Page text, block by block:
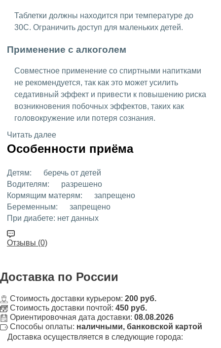
Таблетки должны находится при температуре до
30C. Ограничить доступ для маленьких детей.
Применение с алкоголем
Совместное применение со спиртными напитками
не рекомендуется, так как это может усилить
седативный эффект и привести к повышению риска
возникновения побочных эффектов, таких как
головокружение или потеря сознания.
Читать далее
Особенности приёма
Детям:
беречь от детей
Водителям:
разрешено
Кормящим матерям:
запрещено
Беременным:
запрещено
При диабете: нет данных
Отзывы (0)
Доставка по России
Стоимость доставки курьером: 200 руб.
Стоимость доставки почтой: 450 руб.
Ориентировочная дата доставки: 08.08.2026
Способы оплаты: наличными, банковской картой
Доставка осуществляется в следующие города: